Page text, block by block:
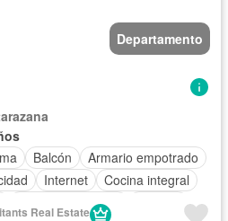
Departamento
Balcón
Armario empotrado
Internet
Cocina integral
Cuarto de servicio
Real Estate